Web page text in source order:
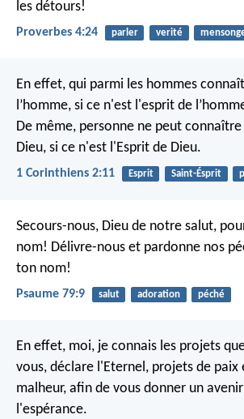
les détours!
Proverbes 4:24 parler verité
En effet, qui parmi les hommes
l’homme, si ce n'est l'esprit de
De même, personne ne peut connaître
Dieu, si ce n'est l'Esprit de Dieu.
1 Corinthiens 2:11 Esprit Saint-Ésprit
Secours-nous, Dieu de notre salut,
nom! Délivre-nous et pardonne nos
ton nom!
Psaume 79:9 salut adoration péché
En effet, moi, je connais les projets
vous, déclare l'Eternel, projets de paix
malheur, afin de vous donner un
l'espérance.